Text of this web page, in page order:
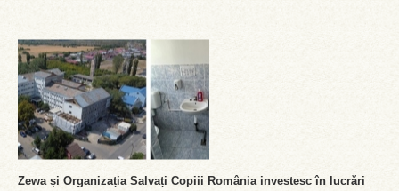
Zewa și Organizația Salvați Copiii România investesc în lucrări